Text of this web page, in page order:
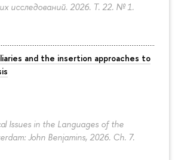
исследований. 2026. Т. 22. № 1.
and the insertion approaches to
Issues in the Languages of the
John Benjamins, 2026. Ch. 7.